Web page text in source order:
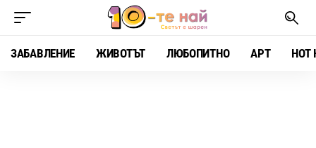
ЗАБАВЛЕНИЕ ЖИВОТЪТ ЛЮБОПИТНО АРТ HOT